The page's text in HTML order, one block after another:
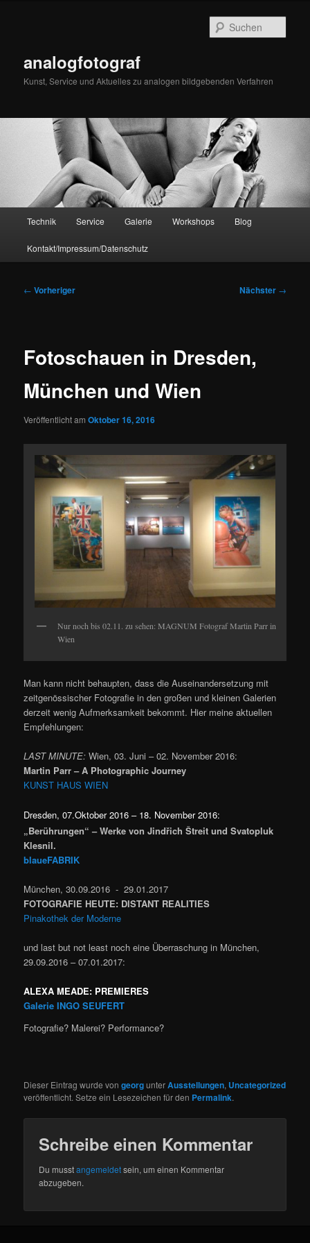
analogfotograf
Kunst, Service und Aktuelles zu analogen bildgebenden Verfahren
Technik Service Galerie Workshops Blog
Kontakt/Impressum/Datenschutz
Beitragsnavigation
← Vorheriger Nächster →
Fotoschauen in Dresden,
München und Wien
Veröffentlicht amOktober 16, 2016
Nur noch bis 02.11. zu sehen: MAGNUM Fotograf Martin Parr in
Wien
Man kann nicht behaupten, dass die Auseinandersetzung mit
zeitgenössischer Fotografie in den großen und kleinen Galerien
derzeit wenig Aufmerksamkeit bekommt. Hier meine aktuellen
Empfehlungen:
LAST MINUTE: Wien, 03. Juni – 02. November 2016:
Martin Parr – A Photographic Journey
KUNST HAUS WIEN
Dresden,07.Oktober 2016 – 18. November 2016:
„Berührungen“ – Werke von Jindřich Štreit und Svatopluk
Klesnil.
blaueFABRIK
München,30.09.2016 ‐29.01.2017
FOTOGRAFIE HEUTE: DISTANT REALITIES
Pinakothek der Moderne
und last but not least noch eine Überraschung in München,
29.09.2016 – 07.01.2017:
ALEXA MEADE: PREMIERES
Galerie INGO SEUFERT
Fotografie? Malerei? Performance?
Dieser Eintrag wurde vongeorgunterAusstellungen, Uncategorized
veröffentlicht. Setze ein Lesezeichen für den Permalink.
Schreibe einen Kommentar
Du musstangemeldetsein, um einen Kommentar
abzugeben.